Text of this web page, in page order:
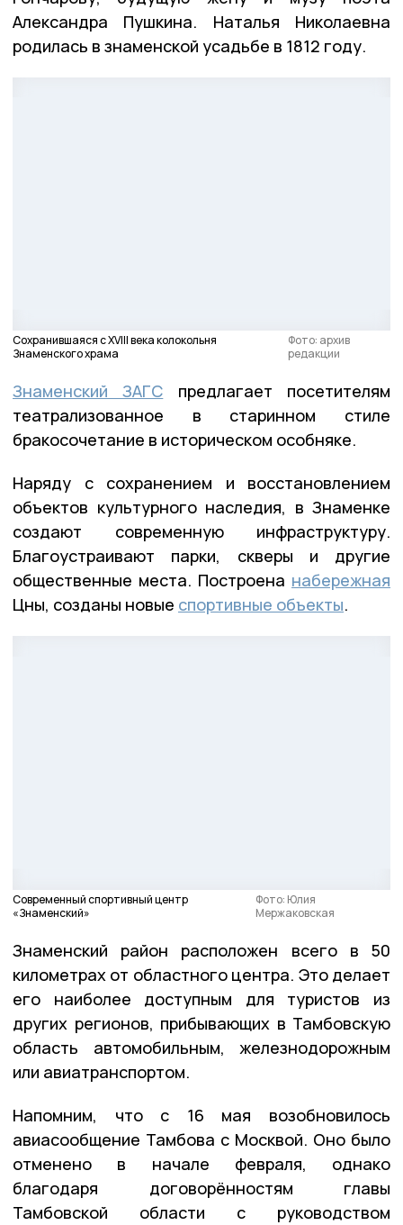
Александра Пушкина. Наталья Николаевна
родилась в знаменской усадьбе в 1812 году.
Сохранившаяся с XVIII века колокольня
Знаменского храма
Фото: архив
редакции
Знаменский ЗАГС предлагает посетителям
театрализованное в старинном стиле
бракосочетание в историческом особняке.
Наряду с сохранением и восстановлением
объектов культурного наследия, в Знаменке
создают современную инфраструктуру.
Благоустраивают парки, скверы и другие
общественные места. Построена набережная
Цны, созданы новые спортивные объекты.
Современный спортивный центр
«Знаменский»
Фото: Юлия
Мержаковская
Знаменский район расположен всего в 50
километрах от областного центра. Это делает
его наиболее доступным для туристов из
других регионов, прибывающих в Тамбовскую
область автомобильным, железнодорожным
или авиатранспортом.
Напомним, что с 16 мая возобновилось
авиасообщение Тамбова с Москвой. Оно было
отменено в начале февраля, однако
благодаря договорённостям главы
Тамбовской области с руководством